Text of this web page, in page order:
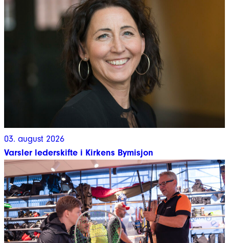
03. august 2026
Varsler lederskifte i Kirkens Bymisjon